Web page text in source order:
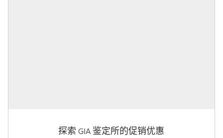
探索 GIA 鉴定所的促销优惠